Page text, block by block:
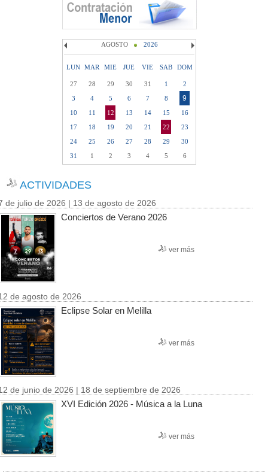
AGOSTO 2026
LUN MAR MIE JUE VIE SAB DOM
27 28 29 30 31 1
2
3
4 5 6 7 8 9
10 11 12 13 14 15
16
17
18 19 20 21 22
23
24
25 26 27 28 29
30
31
1 2 3 4 5 6
ACTIVIDADES
de julio de 2026 | 13 de agosto de 2026
Conciertos de Verano 2026
ver más
de agosto de 2026
Eclipse Solar en Melilla
ver más
de junio de 2026 | 18 de septiembre de 2026
XVI Edición 2026 - Música a la Luna
ver más